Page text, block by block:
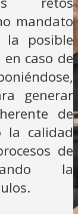
mandato
la posible
caso de
generar
de
la calidad
de
la